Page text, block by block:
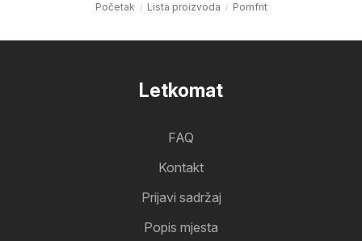
Početak Lista proizvoda Pomfrit
Letkomat
FAQ
Kontakt
Prijavi sadržaj
Popis mjesta